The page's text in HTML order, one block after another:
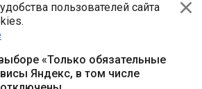
пользователей сайта
«Только обязательные
Яндекс, в том числе
ООО «ПРАЦА БАЙ»
220114, г. Минск, пр-т Независимости